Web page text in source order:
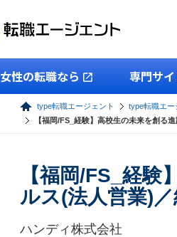
女性の転職なら 専門サイ
type転職エージェント type転職エー
【福岡/FS_経験】高校生の未来を創る
【福岡/FS_経
ルス(法人営業)
ハンディ株式会社